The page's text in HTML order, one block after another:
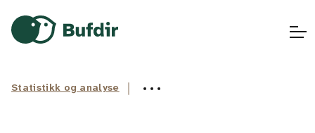
Gå til fremsiden
Statistikk og analyse